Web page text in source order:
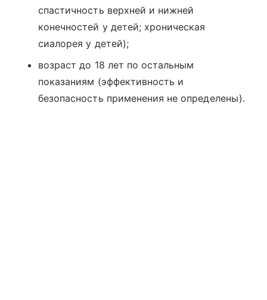
спастичность верхней и нижней
конечностей у детей; хроническая
сиалорея у детей);
возраст до 18 лет по остальным
показаниям (эффективность и
безопасность применения не определены).